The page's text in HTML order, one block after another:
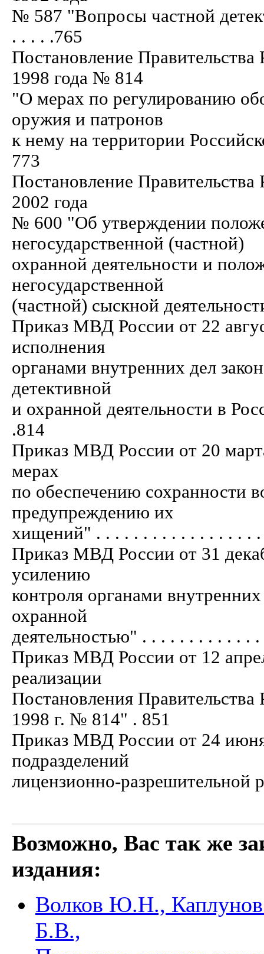
№ 587 "Вопросы частной
. . . . .765
Постановление
1998 года № 814
"О мерах по регулированию
оружия и патронов
к нему на территории
773
Постановление
2002 года
№ 600 "Об утверждении
негосударственной (частной)
охранной деятельности и
негосударственной
(частной) сыскной
Приказ МВД России от 22
исполнения
органами внутренних дел
детективной
и охранной деятельности в
.814
Приказ МВД России от 20
мерах
по обеспечению сохранности
предупреждению их
хищений" . . . . . . . . . . . . . . . . .
Приказ МВД России от 31
усилению
контроля органами
охранной
деятельностью" . . . . . . . . . . . .
Приказ МВД России от 12
реализации
Постановления
1998 г. № 814" . 851
Приказ МВД России от 24
подразделений
лицензионно-разрешительной
Возможно, Вас так же
издания:
Волков Ю.Н.,
Б.В.,